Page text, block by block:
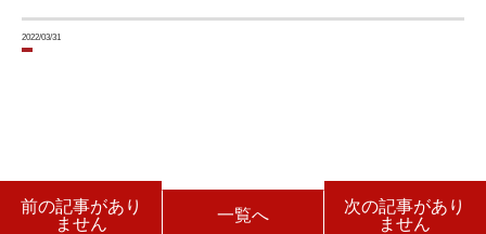
2022/03/31
前の記事があり
ません
一覧へ
次の記事があり
ません